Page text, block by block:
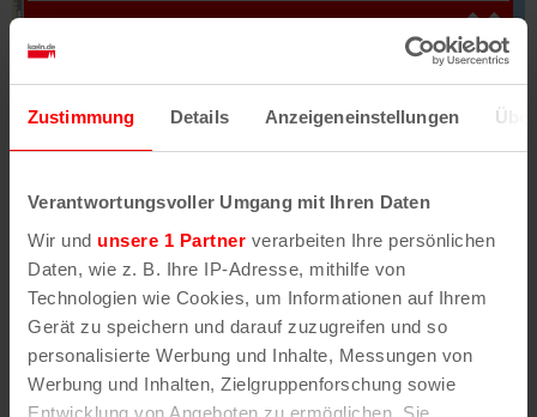
Zustimmung Details Anzeigeneinstellungen
Verantwortungsvoller Umgang mit Ihren Daten
Wir und unsere 1 Partner verarbeiten Ihre persönlichen
Daten, wie z. B. Ihre IP-Adresse, mithilfe von
Technologien wie Cookies, um Informationen auf Ihrem
Gerät zu speichern und darauf zuzugreifen und so
personalisierte Werbung und Inhalte, Messungen von
Werbung und Inhalten, Zielgruppenforschung sowie
Entwicklung von Angeboten zu ermöglichen. Sie
Fehler/Problem melden
Darstellung des RVR-Kartenwerks
Stadtplanwerk
erhältst Du unsere koeln.de-Karte mit vielen
weiteren Details wie z.B. Hausnummern.
Unser Stadtplan basiert auf Daten des
OpenStreetMap
-Projekts (
© OpenStreetMap
Mitwirkende
) und von OpenCycleMap.org